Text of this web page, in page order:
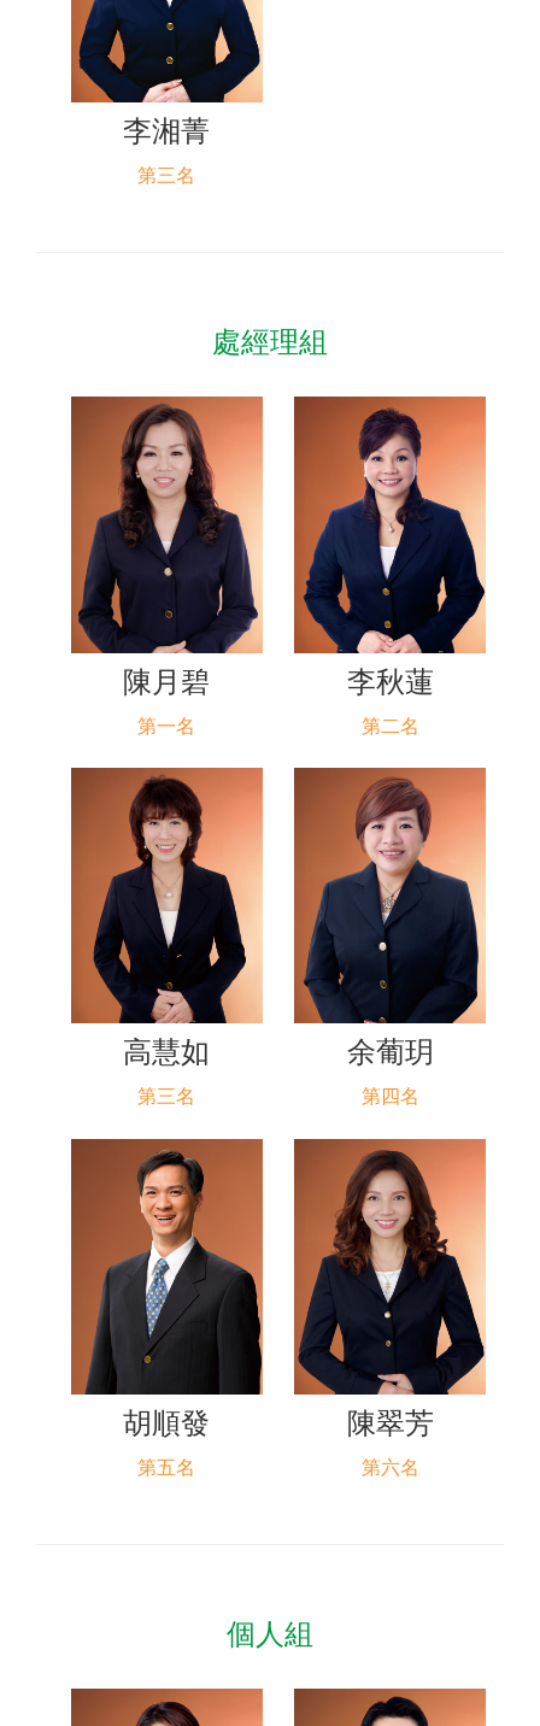
李湘菁
第三名
處經理組
陳月碧
第一名
李秋蓮
第二名
高慧如
第三名
余葡玥
第四名
胡順發
第五名
陳翠芳
第六名
個人組